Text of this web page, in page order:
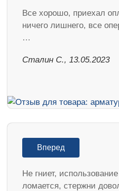
Все хорошо, приехал
ничего лишнего, все
…
Сталин С., 13.05.2023
Вперед
Не гниет,
ломается, стержни